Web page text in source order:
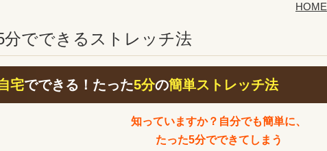
HOME
分でできるストレッチ法
宅でできる！たった5分の簡単ストレッチ法
知っていますか？自分でも簡単に、
たった5分でできてしまう